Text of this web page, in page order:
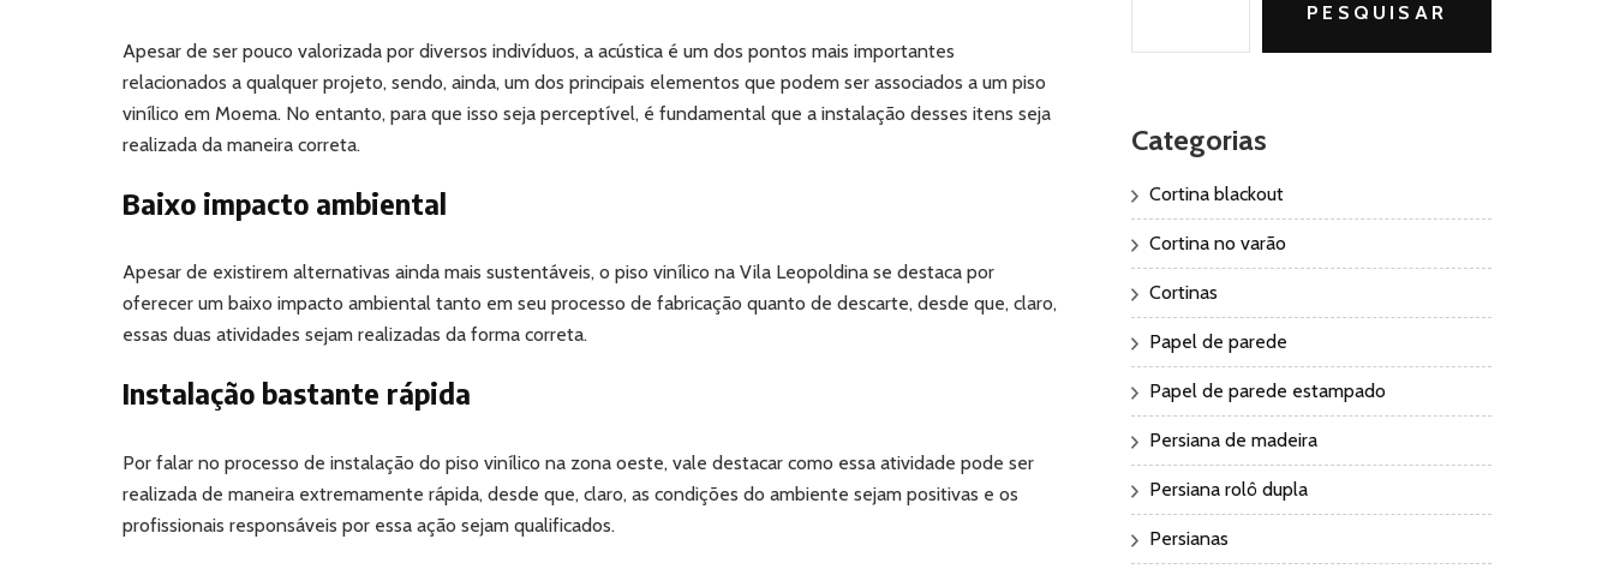
Apesar de ser pouco valorizada por diversos indivíduos, a acústica é um dos pontos mais importantes
relacionados a qualquer projeto, sendo, ainda, um dos principais elementos que podem ser associados a um piso
vinílico em Moema. No entanto, para que isso seja perceptível, é fundamental que a instalação desses itens seja
realizada da maneira correta.
Baixo impacto ambiental
Apesar de existirem alternativas ainda mais sustentáveis, o piso vinílico na Vila Leopoldina se destaca por
oferecer um baixo impacto ambiental tanto em seu processo de fabricação quanto de descarte, desde que, claro,
essas duas atividades sejam realizadas da forma correta.
Instalação bastante rápida
Por falar no processo de instalação do piso vinílico na zona oeste, vale destacar como essa atividade pode ser
realizada de maneira extremamente rápida, desde que, claro, as condições do ambiente sejam positivas e os
profissionais responsáveis por essa ação sejam qualificados.
PESQUISAR
Categorias
Cortina blackout
Cortina no varão
Cortinas
Papel de parede
Papel de parede estampado
Persiana de madeira
Persiana rolô dupla
Persianas